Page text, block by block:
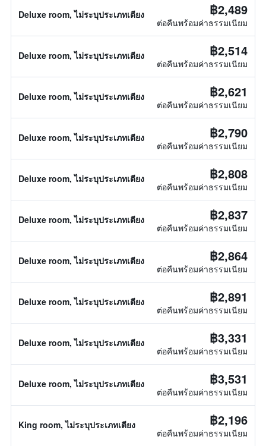
Deluxe room, ไม่ระบุประเภทเตียง ฿2,489
ต่อคืนพร้อมค่าธรรมเนียม
Deluxe room, ไม่ระบุประเภทเตียง ฿2,514
ต่อคืนพร้อมค่าธรรมเนียม
Deluxe room, ไม่ระบุประเภทเตียง ฿2,621
ต่อคืนพร้อมค่าธรรมเนียม
Deluxe room, ไม่ระบุประเภทเตียง ฿2,790
ต่อคืนพร้อมค่าธรรมเนียม
Deluxe room, ไม่ระบุประเภทเตียง ฿2,808
ต่อคืนพร้อมค่าธรรมเนียม
Deluxe room, ไม่ระบุประเภทเตียง ฿2,837
ต่อคืนพร้อมค่าธรรมเนียม
Deluxe room, ไม่ระบุประเภทเตียง ฿2,864
ต่อคืนพร้อมค่าธรรมเนียม
Deluxe room, ไม่ระบุประเภทเตียง ฿2,891
ต่อคืนพร้อมค่าธรรมเนียม
Deluxe room, ไม่ระบุประเภทเตียง ฿3,331
ต่อคืนพร้อมค่าธรรมเนียม
Deluxe room, ไม่ระบุประเภทเตียง ฿3,531
ต่อคืนพร้อมค่าธรรมเนียม
King room, ไม่ระบุประเภทเตียง ฿2,196
ต่อคืนพร้อมค่าธรรมเนียม